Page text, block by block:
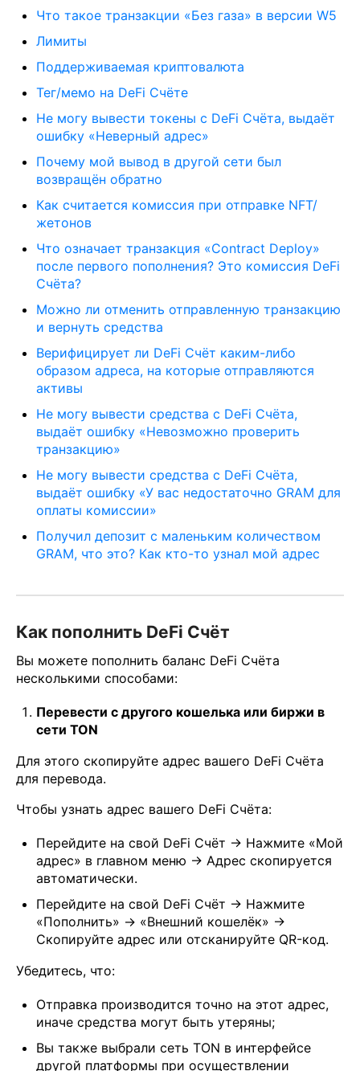
Что такое транзакции «Без газа» в версии W5
Лимиты
Поддерживаемая криптовалюта
Тег/мемо на DeFi Счёте
Не могу вывести токены с DeFi Счёта, выдаёт
ошибку «Неверный адрес»
Почему мой вывод в другой сети был
возвращён обратно
Как считается комиссия при отправке NFT/
жетонов
Что означает транзакция «Contract Deploy»
после первого пополнения? Это комиссия DeFi
Счёта?
Можно ли отменить отправленную транзакцию
и вернуть средства
Верифицирует ли DeFi Счёт каким-либо
образом адреса, на которые отправляются
активы
Не могу вывести средства с DeFi Счёта,
выдаёт ошибку «Невозможно проверить
транзакцию»
Не могу вывести средства с DeFi Счёта,
выдаёт ошибку «У вас недостаточно GRAM для
оплаты комиссии»
Получил депозит с маленьким количеством
GRAM, что это? Как кто-то узнал мой адрес
Как пополнить DeFi Счёт
Вы можете пополнить баланс DeFi Счёта
несколькими способами:
Перевести с другого кошелька или биржи в
сети TON
Для этого скопируйте адрес вашего DeFi Счёта
для перевода.
Чтобы узнать адрес вашего DeFi Счёта:
Перейдите на свой DeFi Счёт → Нажмите «Мой
адрес» в главном меню → Адрес скопируется
автоматически.
Перейдите на свой DeFi Счёт → Нажмите
«Пополнить» → «Внешний кошелёк» →
Скопируйте адрес или отсканируйте QR-код.
Убедитесь, что:
Отправка производится точно на этот адрес,
иначе средства могут быть утеряны;
Вы также выбрали сеть TON в интерфейсе
другой платформы при осуществлении